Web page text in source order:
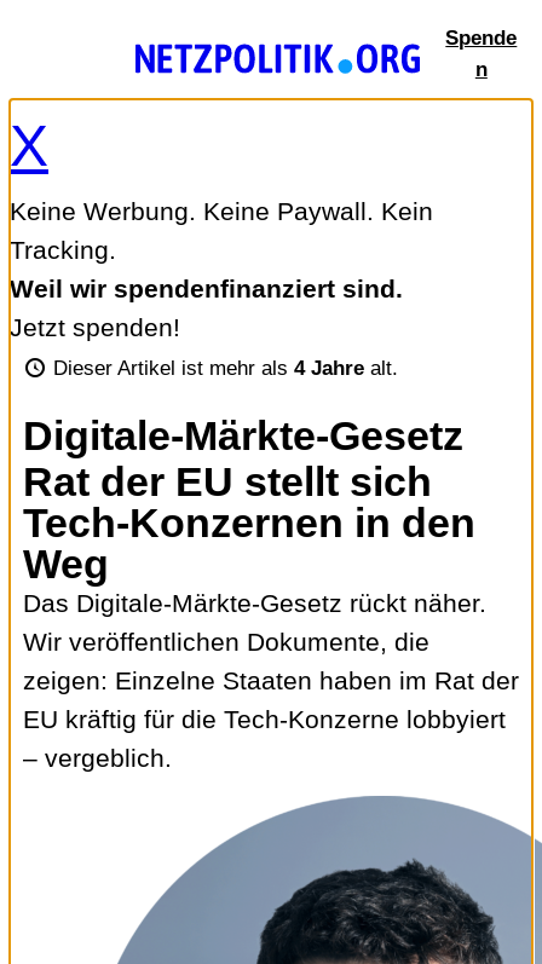
springen
Spende
n
X
Keine Werbung. Keine Paywall. Kein
Tracking.
Weil wir spendenfinanziert sind.
Jetzt spenden!
Dieser Artikel ist mehr als 4 Jahrealt.
Digitale-Märkte-Gesetz
Rat der EU stellt sich
Tech-Konzernen in den
Weg
Das Digitale-Märkte-Gesetz rückt näher.
Wir veröffentlichen Dokumente, die
zeigen: Einzelne Staaten haben im Rat der
EU kräftig für die Tech-Konzerne lobbyiert
– vergeblich.